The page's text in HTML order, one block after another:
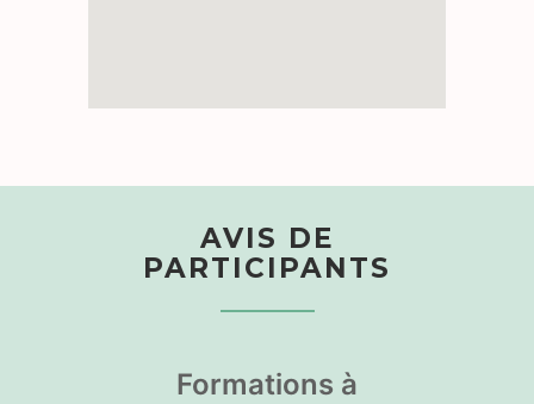
AVIS DE
PARTICIPANTS
Formations à